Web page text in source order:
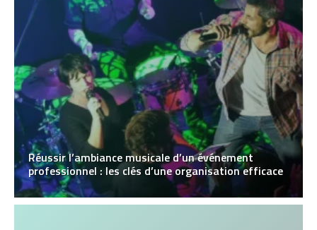
Réussir l’ambiance musicale d’un événement
professionnel : les clés d’une organisation efficace